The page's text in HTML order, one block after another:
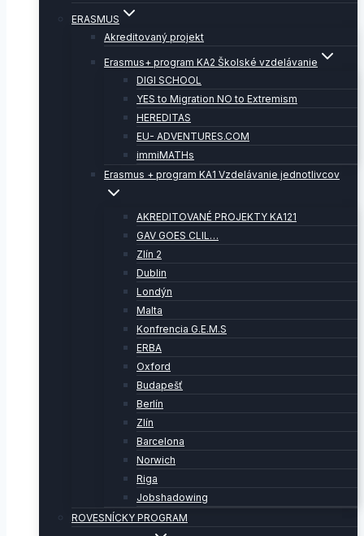
ERASMUS
Akreditovaný projekt
Erasmus+ program KA2 Školské vzdelávanie
DIGI SCHOOL
YES to Migration NO to Extremism
HEREDITAS
EU- ADVENTURES.COM
immiMATHs
Erasmus + program KA1 Vzdelávanie jednotlivcov
AKREDITOVANÉ PROJEKTY KA121
GAV GOES CLIL…
Zlín 2
Dublin
Londýn
Malta
Konfrencia G.E.M.S
ERBA
Oxford
Budapešť
Berlín
Zlín
Barcelona
Norwich
Riga
Jobshadowing
ROVESNÍCKY PROGRAM